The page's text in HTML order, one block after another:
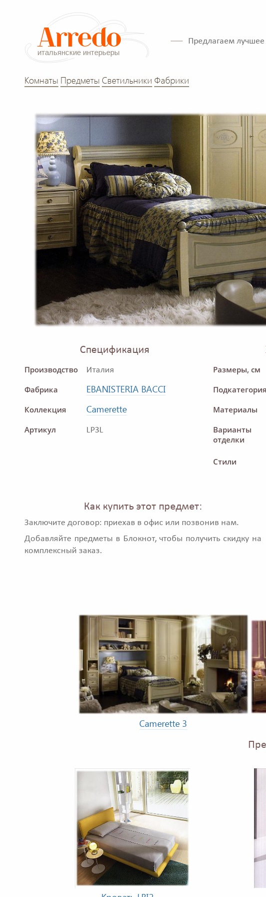
Предлагаем лучшее
Комнаты Предметы Светильники Фабрики
Спецификация
Производство Италия
Фабрика EBANISTERIA BACCI
Коллекция Camerette
Артикул LP3L
Размеры, см
Подкатегория
Материалы
Варианты
отделки
Стили
Как купить этот предмет:
Заключите договор: приехав в офис или позвонив нам.
Добавляйте предметы в Блокнот, чтобы получить скидку на
комплексный заказ.
Camerette 3